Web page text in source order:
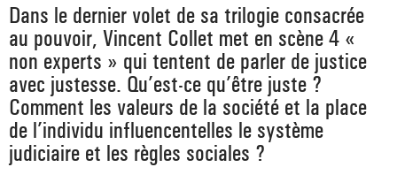
Dans le dernier volet de sa trilogie consacrée
au pouvoir, Vincent Collet met en scène 4 «
non experts » qui tentent de parler de justice
avec justesse. Qu’est-ce qu’être juste ?
Comment les valeurs de la société et la place
de l’individu influencentelles le système
judiciaire et les règles sociales ?